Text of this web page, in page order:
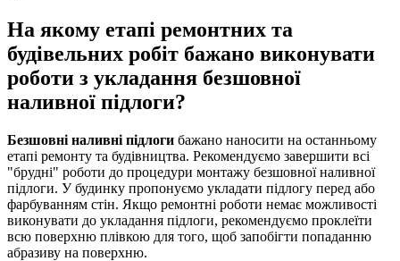
На якому етапі ремонтних та
будівельних робіт бажано виконувати
роботи з укладання безшовної
наливної підлоги?
Безшовні наливні підлоги бажано наносити на останньому
етапі ремонту та будівництва. Рекомендуємо завершити всі
"брудні" роботи до процедури монтажу безшовної наливної
підлоги. У будинку пропонуємо укладати підлогу перед або
фарбуванням стін. Якщо ремонтні роботи немає можливості
виконувати до укладання підлоги, рекомендуємо проклеїти
всю поверхню плівкою для того, щоб запобігти попаданню
абразиву на поверхню.